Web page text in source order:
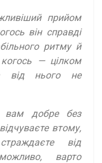
прийом
він справді
ритму й
— цілком
від нього не
вам добре без
втому,
від
варто